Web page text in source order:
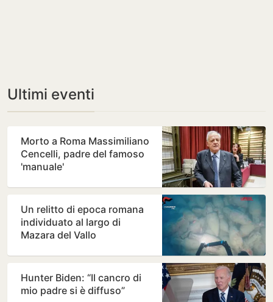
Ultimi eventi
Morto a Roma Massimiliano
Cencelli, padre del famoso
'manuale'
Un relitto di epoca romana
individuato al largo di
Mazara del Vallo
Hunter Biden: “Il cancro di
mio padre si è diffuso”